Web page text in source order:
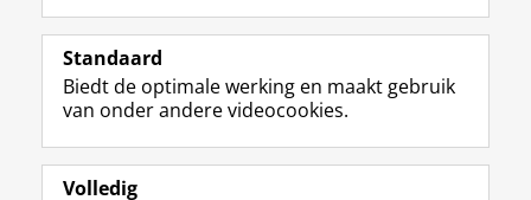
Volg de RUG
F
a
e
b
o
L
i
k
e
I
R
S
-
f
e
I
n
t
r
Y
o
T
e
Studiekiezers
Alumni
Standaard
Biedt de optimale werking en maakt gebruik
van onder andere videocookies.
Volledig